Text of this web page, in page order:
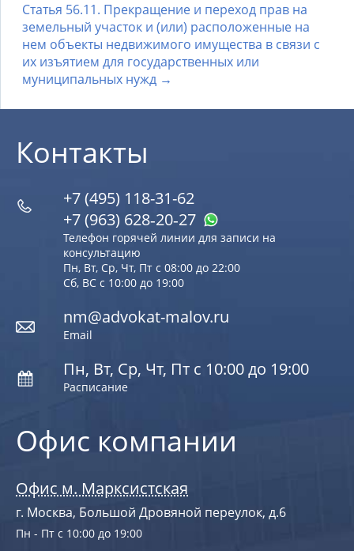
Статья 56.11. Прекращение и переход прав на
земельный участок и (или) расположенные на
нем объекты недвижимого имущества в связи с
их изъятием для государственных или
муниципальных нужд →
Офис компании
Офис м. Марксистская
г. Москва, Большой Дровяной переулок, д.6
Пн - Пт с 10:00 до 19:00
Контакты
+7 (495) 118-31-62
+7 (963) 628‑20‑27
Телефон горячей линии для записи на
консультацию
Пн, Вт, Ср, Чт, Пт с 08:00 до 22:00
Сб, ВС с 10:00 до 19:00
nm@advokat-malov.ru
Email
Пн, Вт, Ср, Чт, Пт с 10:00 до 19:00
Расписание